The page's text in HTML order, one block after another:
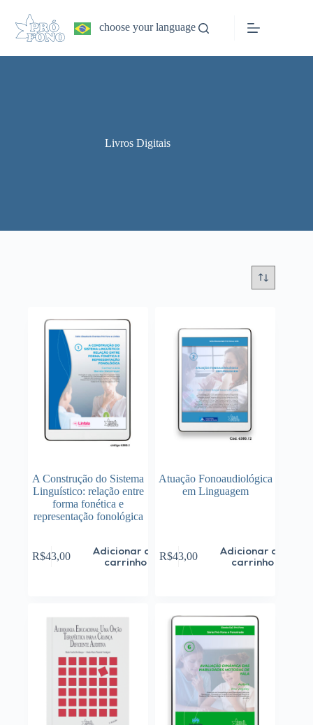
conteúdo
choose your language
Livros Digitais
A Construção do Sistema
Linguístico: relação entre
forma fonética e
representação fonológica
R$43,00
Adicionar ao
carrinho
Atuação Fonoaudiológica
em Linguagem
R$43,00
Adicionar ao
carrinho